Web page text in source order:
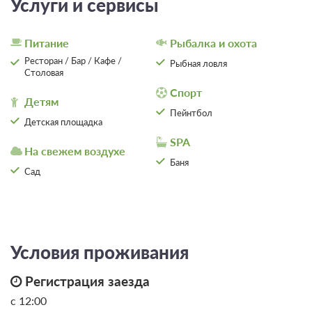
составляет 1111 руб.
Услуги и сервисы
Питание
Ресторан / Бар / Кафе /
Столовая
Детям
Детская площадка
На свежем воздухе
Сад
Рыбалка и охота
Рыбная ловля
Спорт
Пейнтбол
SPA
Баня
Условия проживания
Регистрация заезда
с 12:00